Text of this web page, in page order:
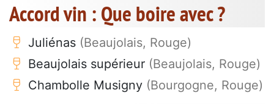
Accord vin : Que boire avec ?
Juliénas (Beaujolais, Rouge)
Beaujolais supérieur (Beaujolais, Rouge)
Chambolle Musigny (Bourgogne, Rouge)